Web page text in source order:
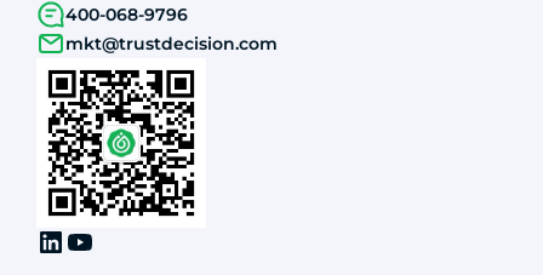
400-068-9796
mkt@trustdecision.com